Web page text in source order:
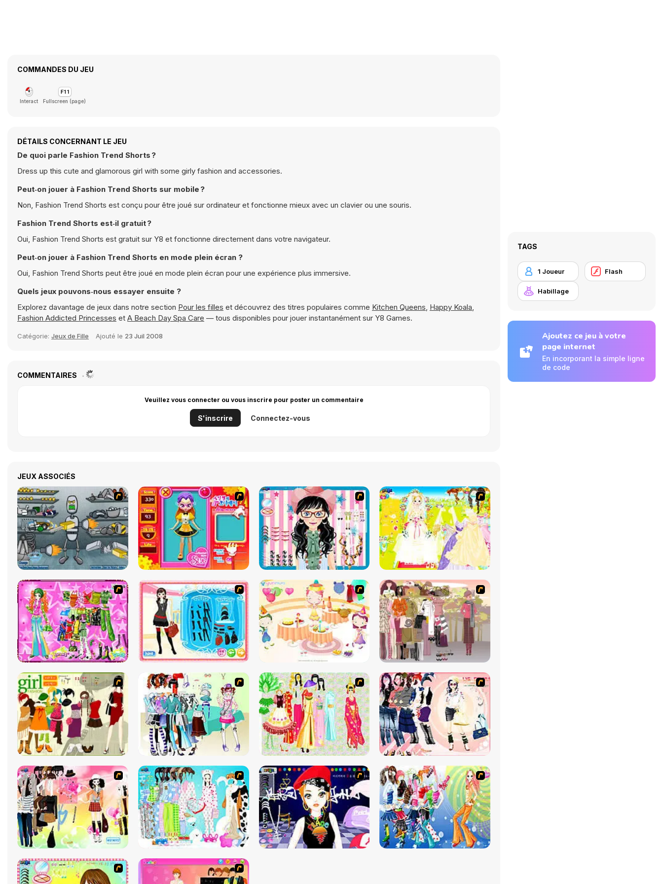
COMMANDES DU JEU
Interact Fullscreen (page)
DÉTAILS CONCERNANT LE JEU
De quoi parle Fashion Trend Shorts ?
Dress up this cute and glamorous girl with some girly fashion and accessories.
Peut‑on jouer à Fashion Trend Shorts sur mobile ?
Non, Fashion Trend Shorts est conçu pour être joué sur ordinateur et fonctionne mieux avec un clavier ou une souris.
Fashion Trend Shorts est‑il gratuit ?
Oui, Fashion Trend Shorts est gratuit sur Y8 et fonctionne directement dans votre navigateur.
Peut‑on jouer à Fashion Trend Shorts en mode plein écran ?
Oui, Fashion Trend Shorts peut être joué en mode plein écran pour une expérience plus immersive.
Quels jeux pouvons‑nous essayer ensuite ?
Explorez davantage de jeux dans notre section Pour les filles et découvrez des titres populaires comme Kitchen Queens, Happy Koala,
Fashion Addicted Princesses et A Beach Day Spa Care — tous disponibles pour jouer instantanément sur Y8 Games.
Catégorie: Jeux de Fille Ajouté le 23 Juil 2008
COMMENTAIRES
Veuillez vous connecter ou vous inscrire pour poster un commentaire
S'inscrire Connectez-vous
JEUX ASSOCIÉS
TAGS
1 Joueur Flash
Habillage
Ajoutez ce jeu à votre
page internet
En incorporant la simple ligne
de code